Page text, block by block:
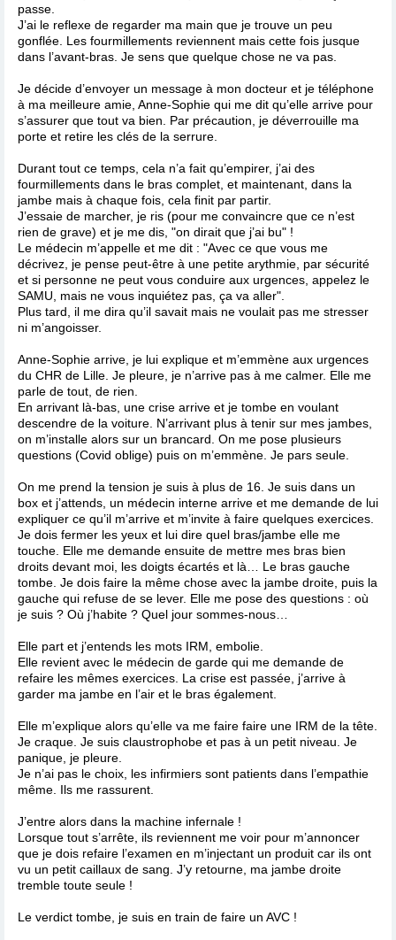
passe.
J’ai le reflexe de regarder ma main que je trouve un peu
gonflée. Les fourmillements reviennent mais cette fois jusque
dans l’avant-bras. Je sens que quelque chose ne va pas.
Je décide d’envoyer un message à mon docteur et je téléphone
à ma meilleure amie, Anne-Sophie qui me dit qu’elle arrive pour
s’assurer que tout va bien. Par précaution, je déverrouille ma
porte et retire les clés de la serrure.
Durant tout ce temps, cela n’a fait qu’empirer, j’ai des
fourmillements dans le bras complet, et maintenant, dans la
jambe mais à chaque fois, cela finit par partir.
J’essaie de marcher, je ris (pour me convaincre que ce n’est
rien de grave) et je me dis, "on dirait que j’ai bu" !
Le médecin m’appelle et me dit : "Avec ce que vous me
décrivez, je pense peut-être à une petite arythmie, par sécurité
et si personne ne peut vous conduire aux urgences, appelez le
SAMU, mais ne vous inquiétez pas, ça va aller".
Plus tard, il me dira qu’il savait mais ne voulait pas me stresser
ni m’angoisser.
Anne-Sophie arrive, je lui explique et m’emmène aux urgences
du CHR de Lille. Je pleure, je n’arrive pas à me calmer. Elle me
parle de tout, de rien.
En arrivant là-bas, une crise arrive et je tombe en voulant
descendre de la voiture. N’arrivant plus à tenir sur mes jambes,
on m’installe alors sur un brancard. On me pose plusieurs
questions (Covid oblige) puis on m’emmène. Je pars seule.
On me prend la tension je suis à plus de 16. Je suis dans un
box et j’attends, un médecin interne arrive et me demande de lui
expliquer ce qu’il m’arrive et m’invite à faire quelques exercices.
Je dois fermer les yeux et lui dire quel bras/jambe elle me
touche. Elle me demande ensuite de mettre mes bras bien
droits devant moi, les doigts écartés et là… Le bras gauche
tombe. Je dois faire la même chose avec la jambe droite, puis la
gauche qui refuse de se lever. Elle me pose des questions : où
je suis ? Où j’habite ? Quel jour sommes-nous…
Elle part et j’entends les mots IRM, embolie.
Elle revient avec le médecin de garde qui me demande de
refaire les mêmes exercices. La crise est passée, j’arrive à
garder ma jambe en l’air et le bras également.
Elle m’explique alors qu’elle va me faire faire une IRM de la tête.
Je craque. Je suis claustrophobe et pas à un petit niveau. Je
panique, je pleure.
Je n’ai pas le choix, les infirmiers sont patients dans l’empathie
même. Ils me rassurent.
J’entre alors dans la machine infernale !
Lorsque tout s’arrête, ils reviennent me voir pour m’annoncer
que je dois refaire l’examen en m’injectant un produit car ils ont
vu un petit caillaux de sang. J’y retourne, ma jambe droite
tremble toute seule !
Le verdict tombe, je suis en train de faire un AVC !